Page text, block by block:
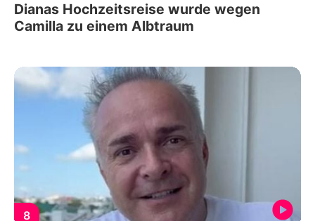
Dianas Hochzeitsreise wurde wegen
Camilla zu einem Albtraum
8